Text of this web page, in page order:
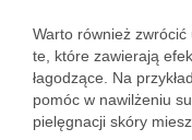
Warto również zwrócić
te, które zawierają
łagodzące. Na
pomóc w nawilżeniu
pielęgnacji skóry